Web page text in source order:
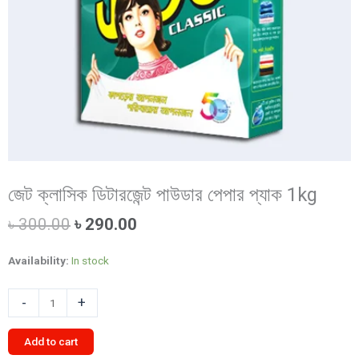
জেট ক্লাসিক ডিটারজেন্ট পাউডার পেপার প্যাক 1kg
৳300.00 Original
was:
৳ 290.00
Availability: In stock
-
ক্লাসিক
ডিটারজেন্ট
পাউডার
+
Add to cart